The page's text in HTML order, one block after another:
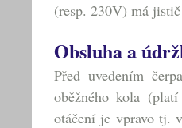
(resp. 230V) má
Obsluha a
Před uvedením
oběžného kola
otáčení je vpravo tj.